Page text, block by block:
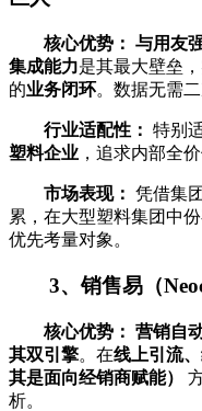
核心优势： 与用友
集成能力是其最大壁垒
的业务闭环。数据无需
行业适配性： 特别
塑料企业 ，追求内部全
市场表现： 凭借集
累，在大型塑料集团中
优先考量对象。
3、销售易（
核心优势： 营销自
其双引擎。在线上引流
其是面向经销商赋能）
析。